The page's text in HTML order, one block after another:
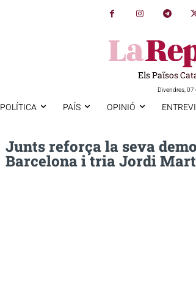
Els Països
Divendres,
POLÍTICA PAÍS OPINIÓ
Junts reforça la seva
Barcelona i tria Jordi